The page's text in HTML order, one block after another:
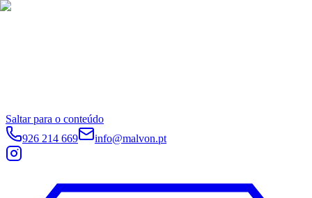
Saltar para o conteúdo
926 214 669
info@malvon.pt